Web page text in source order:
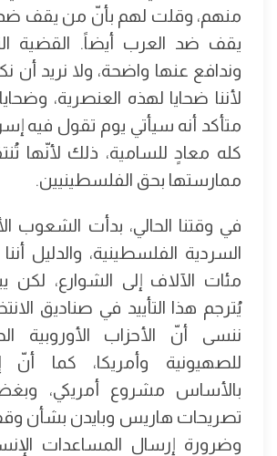
منهم، وقلت لهم بأنّ من يقف ضد
يقف ضد العرب أيضاً. القضية
وندافع عنها واضحة، ولا نريد أن
لأننا ضحايا لهذه العنصرية، وضحايا
متأكد أنه سيأتي يوم تقول فيه
كله معادٍ للسامية، ذلك لأنّها
ممارستها بحق الفلسطينيين.
في وقتنا الحالي، بدأت الشعوب
السردية الفلسطينية، والدليل
مئات الآلاف إلى الشوارع، لكن
يُترجم هذا التأييد في صناديق
ننسى أنّ الأحزاب الأوروبية
للصهيونية وأمريكا، كما
بالأساس مشروع أمريكي،
تصريحات هاريس وبايدن بشأن وقف
وضرورة إرسال المساعدات